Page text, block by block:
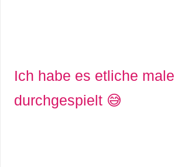
Ich habe es etliche male
durchgespielt 😅